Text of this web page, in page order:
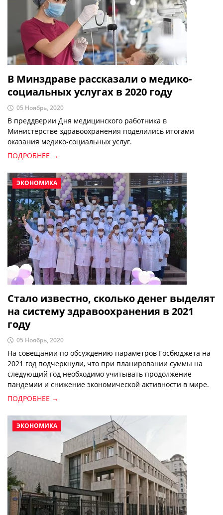
В Минздраве рассказали о медико-
социальных услугах в 2020 году
05 Ноябрь, 2020
В преддверии Дня медицинского работника в
Министерстве здравоохранения поделились итогами
оказания медико-социальных услуг.
ПОДРОБНЕЕ →
ЭКОНОМИКА
Стало известно, сколько денег выделят
на систему здравоохранения в 2021
году
05 Ноябрь, 2020
На совещании по обсуждению параметров Госбюджета на
2021 год подчеркнули, что при планировании суммы на
следующий год необходимо учитывать продолжение
пандемии и снижение экономической активности в мире.
ПОДРОБНЕЕ →
ЭКОНОМИКА